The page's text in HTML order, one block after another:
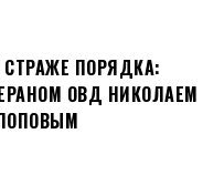
СТРАЖЕ ПОРЯДКА:
ОВД НИКОЛАЕМ